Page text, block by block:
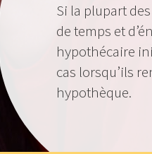
Si la plupart
de temps et
hypothécaire
cas lorsqu’ils
hypothèque.